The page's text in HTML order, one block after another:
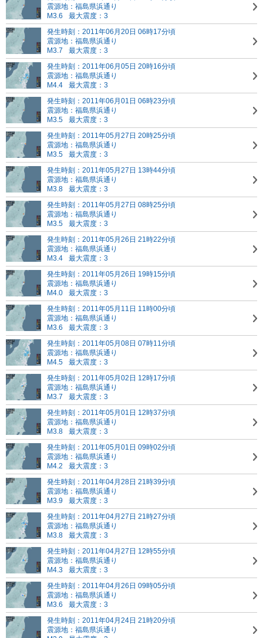
震源地：福島県浜通り
M3.6
最大震度：3
発生時刻：2011年06月20日 06時17分頃
震源地：福島県浜通り
M3.7
最大震度：3
発生時刻：2011年06月05日 20時16分頃
震源地：福島県浜通り
M4.4
最大震度：3
発生時刻：2011年06月01日 06時23分頃
震源地：福島県浜通り
M3.5
最大震度：3
発生時刻：2011年05月27日 20時25分頃
震源地：福島県浜通り
M3.5
最大震度：3
発生時刻：2011年05月27日 13時44分頃
震源地：福島県浜通り
M3.8
最大震度：3
発生時刻：2011年05月27日 08時25分頃
震源地：福島県浜通り
M3.5
最大震度：3
発生時刻：2011年05月26日 21時22分頃
震源地：福島県浜通り
M3.4
最大震度：3
発生時刻：2011年05月26日 19時15分頃
震源地：福島県浜通り
M4.0
最大震度：3
発生時刻：2011年05月11日 11時00分頃
震源地：福島県浜通り
M3.6
最大震度：3
発生時刻：2011年05月08日 07時11分頃
震源地：福島県浜通り
M4.5
最大震度：3
発生時刻：2011年05月02日 12時17分頃
震源地：福島県浜通り
M3.7
最大震度：3
発生時刻：2011年05月01日 12時37分頃
震源地：福島県浜通り
M3.8
最大震度：3
発生時刻：2011年05月01日 09時02分頃
震源地：福島県浜通り
M4.2
最大震度：3
発生時刻：2011年04月28日 21時39分頃
震源地：福島県浜通り
M3.9
最大震度：3
発生時刻：2011年04月27日 21時27分頃
震源地：福島県浜通り
M3.8
最大震度：3
発生時刻：2011年04月27日 12時55分頃
震源地：福島県浜通り
M4.3
最大震度：3
発生時刻：2011年04月26日 09時05分頃
震源地：福島県浜通り
M3.6
最大震度：3
発生時刻：2011年04月24日 21時20分頃
震源地：福島県浜通り